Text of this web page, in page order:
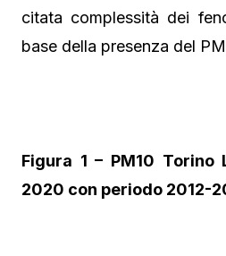
citata complessità dei
base della presenza del
Figura 1 – PM10 Torino
2020 con periodo 2012-